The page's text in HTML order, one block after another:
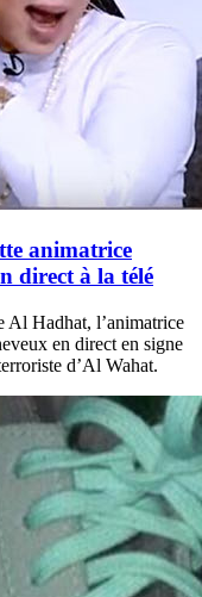
animatrice
direct à la télé
Al Hadhat, l’animatrice
en direct en signe
d’Al Wahat.